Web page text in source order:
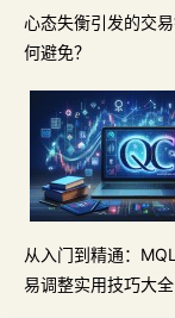
心态失衡引发的交
何避免？
从入门到精通：
易调整实用技巧大全